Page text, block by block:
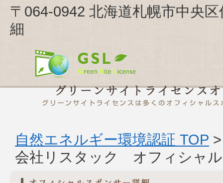
〒064-0942 北海道札幌市中央
細
自然エネルギー環境認証 TOP
会社リスタック オフィシャ